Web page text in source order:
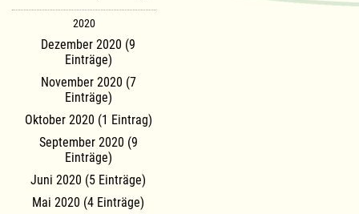
2020
Dezember 2020 (9
Einträge)
November 2020 (7
Einträge)
Oktober 2020 (1 Eintrag)
September 2020 (9
Einträge)
Juni 2020 (5 Einträge)
Mai 2020 (4 Einträge)